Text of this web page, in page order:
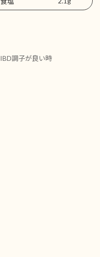
IBD調子が良い時